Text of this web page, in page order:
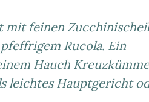
feinen
Rucola. Ein
Hauch
leichtes Hauptgericht